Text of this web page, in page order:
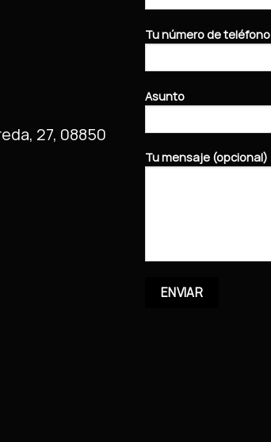
27, 08850
Tu número de teléfono
Asunto
Tu mensaje (opcional)